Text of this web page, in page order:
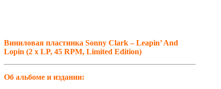
Виниловая пластинка Sonny Clark – Leapin’ And
Lopin (2 x LP, 45 RPM, Limited Edition)
Об альбоме и издании: